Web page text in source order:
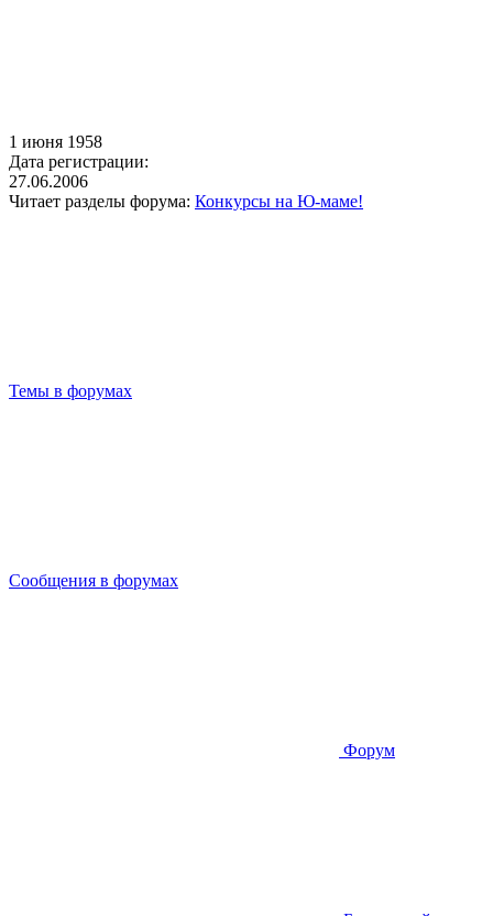
1 июня 1958
Дата регистрации:
27.06.2006
Читает разделы форума: Конкурсы на Ю-маме!
Темы в форумах
Сообщения в форумах
Форум